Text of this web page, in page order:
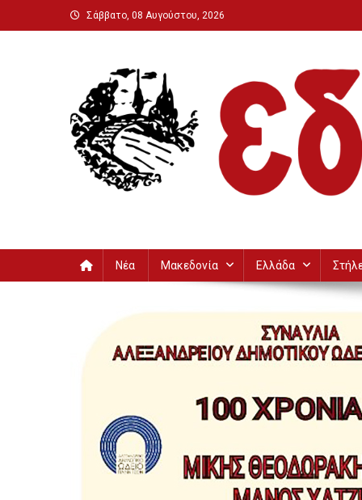
Μεταπηδήστε
στο
Σάββατο, 08 Αυγούστου, 2026
Νέα Μακεδονία Ελλάδα